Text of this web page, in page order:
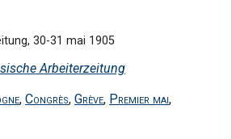
30-31 mai 1905
Arbeiterzeitung
, Congrès, Grève, Premier mai,